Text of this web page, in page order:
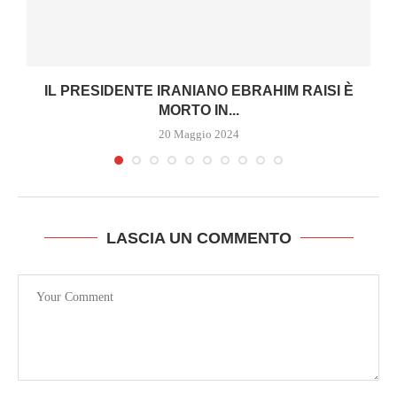
IL PRESIDENTE IRANIANO EBRAHIM RAISI È
MORTO IN...
20 Maggio 2024
LASCIA UN COMMENTO